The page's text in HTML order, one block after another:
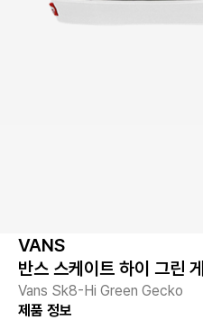
VANS
반스 스케이트 하이 그린
Vans Sk8-Hi Green Gecko
제품 정보